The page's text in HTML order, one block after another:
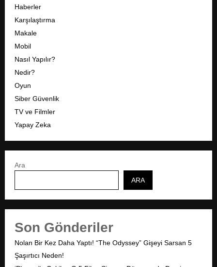
Haberler
Karşılaştırma
Makale
Mobil
Nasıl Yapılır?
Nedir?
Oyun
Siber Güvenlik
TV ve Filmler
Yapay Zeka
Ara
ARA
Son Gönderiler
Nolan Bir Kez Daha Yaptı! “The Odyssey” Gişeyi Sarsan 5
Şaşırtıcı Neden!